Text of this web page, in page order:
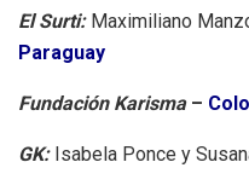
El Surti: Maximiliano
Paraguay
Fundación Karisma –
GK: Isabela Ponce y